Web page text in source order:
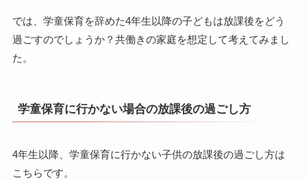
では、学童保育を辞めた4年生以降の子どもは放課後をどう
過ごすのでしょうか？共働きの家庭を想定して考えてみまし
た。
学童保育に行かない場合の放課後の過ごし方
4年生以降、学童保育に行かない子供の放課後の過ごし方は
こちらです。